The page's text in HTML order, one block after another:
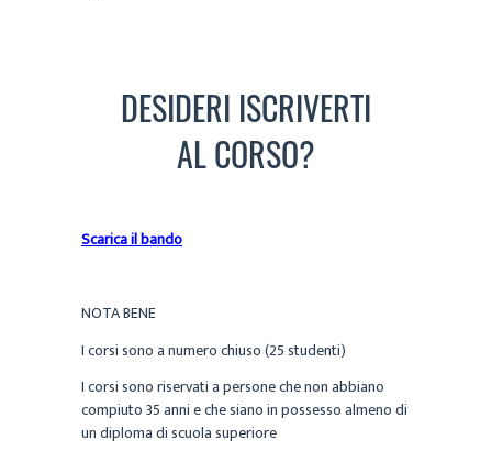
DESIDERI ISCRIVERTI
AL CORSO?
Scarica il bando
NOTA BENE
I corsi sono a numero chiuso (25 studenti)
I corsi sono riservati a persone che non abbiano
compiuto 35 anni e che siano in possesso almeno di
un diploma di scuola superiore